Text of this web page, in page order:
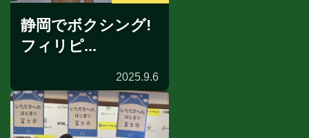
静岡でボクシング!
フィリピ...
2025.9.6